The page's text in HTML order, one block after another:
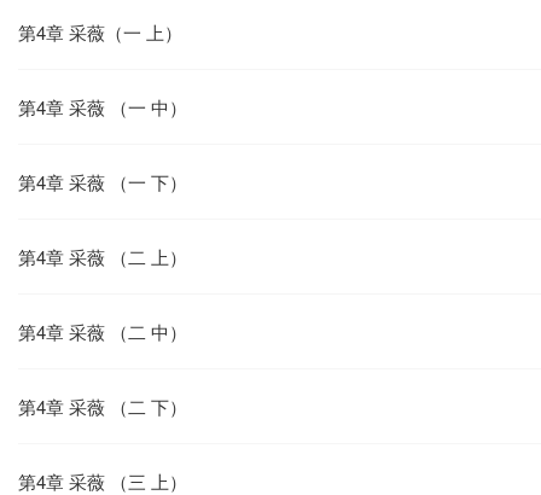
第4章 采薇（一 上）
第4章 采薇 （一 中）
第4章 采薇 （一 下）
第4章 采薇 （二 上）
第4章 采薇 （二 中）
第4章 采薇 （二 下）
第4章 采薇 （三 上）